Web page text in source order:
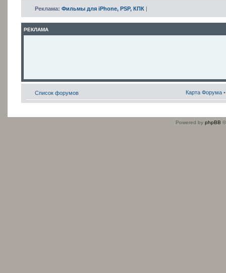
Реклама: Фильмы для iPhone, PSP, КПК
РЕКЛАМА
Список форумов Карта Форума
Powered by phpBB